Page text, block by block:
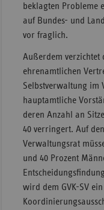
beklagten Probleme
auf Bundes- und
vor fraglich.
Außerdem verzichtet
ehrenamtlichen
Selbstverwaltung im
hauptamtliche
deren Anzahl an
40 verringert. Auf
Verwaltungsrat
und 40 Prozent
wird dem GVK-SV